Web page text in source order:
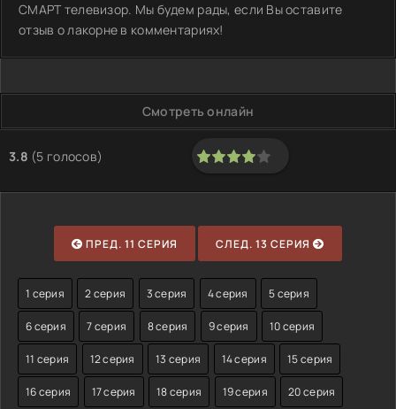
СМАРТ телевизор. Мы будем рады, если Вы оставите
отзыв о лакорне в комментариях!
Смотреть онлайн
3.8 (5 голосов)
80
ПРЕД. 11 СЕРИЯ СЛЕД. 13 СЕРИЯ
1 серия 2 серия 3 серия 4 серия 5 серия
6 серия 7 серия 8 серия 9 серия 10 серия
11 серия 12 серия 13 серия 14 серия 15 серия
16 серия 17 серия 18 серия 19 серия 20 серия